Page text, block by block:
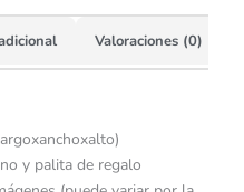
Valoraciones (0)
y palita de regalo